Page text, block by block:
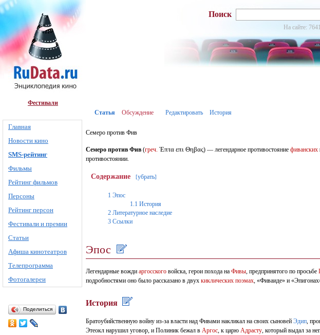
Фестивали
Главная
Новости кино
SMS-рейтинг
Фильмы
Рейтинг фильмов
Персоны
Рейтинг персон
Фестивали и премии
Статьи
Афиша кинотеатров
Телепрограмма
Фотогалереи
Поделиться
Поиск
На сайте:
Статья Обсуждение Редактировать История
Семеро против Фив
Семеро против Фив (греч. Ἑπτα επι Θηβας) — легендарное противостояние фиванских
противостоянии.
Содержание [убрать]
1 Эпос
1.1 История
2 Литературное наследие
3 Ссылки
Эпос
Легендарные вожди аргосского войска, герои похода на Фивы , предпринятого по просьбе
подробностями оно было рассказано в двух киклических поэмах , «Фиваиде» и
История
Братоубийственную войну из-за власти над Фивами накликал на своих сыновей Эдип,
Этеокл нарушил уговор, и Полиник бежал в Аргос, к царю Адрасту, который выдал за